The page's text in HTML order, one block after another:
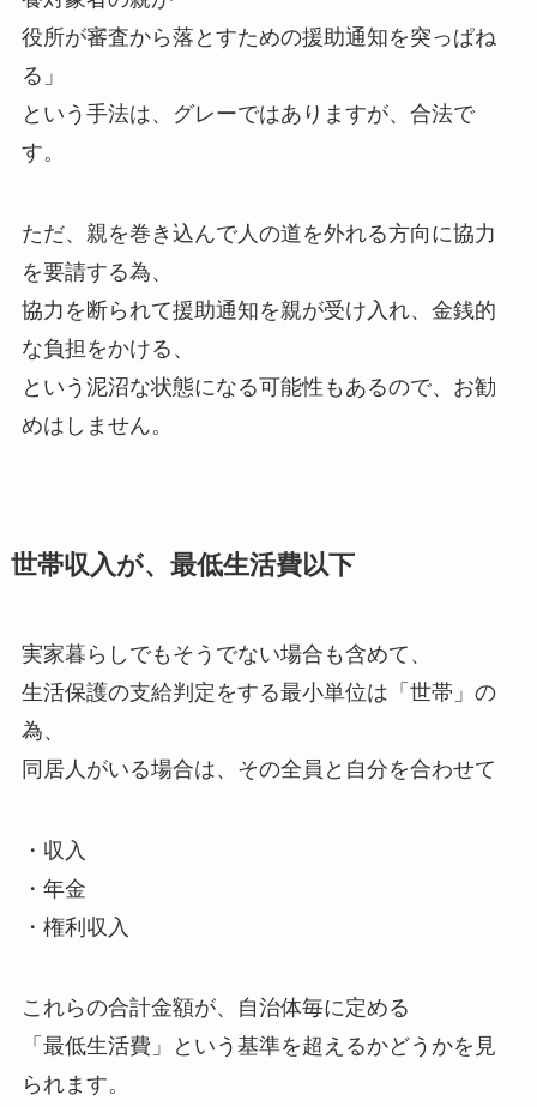
役所が審査から落とすための援助通知を突っぱね
る」
という手法は、グレーではありますが、合法で
す。
ただ、親を巻き込んで人の道を外れる方向に協力
を要請する為、
協力を断られて援助通知を親が受け入れ、金銭的
な負担をかける、
という泥沼な状態になる可能性もあるので、お勧
めはしません。
世帯収入が、最低生活費以下
実家暮らしでもそうでない場合も含めて、
生活保護の支給判定をする最小単位は「世帯」の
為、
同居人がいる場合は、その全員と自分を合わせて
・収入
・年金
・権利収入
これらの合計金額が、自治体毎に定める
「最低生活費」という基準を超えるかどうかを見
られます。